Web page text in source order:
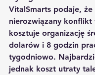
VitalSmarts podaje, że
nierozwiązany konflikt
kosztuje organizację
dolarów i 8 godzin
tygodniowo.
jednak koszt utraty